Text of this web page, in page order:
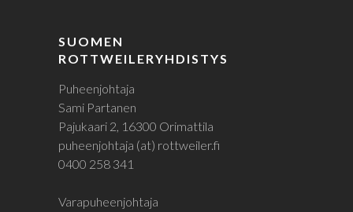
SUOMEN
ROTTWEILERYHDISTYS
Puheenjohtaja
Sami Partanen
Pajukaari 2, 16300 Orimattila
puheenjohtaja (at) rottweiler.fi
0400 258 341
Varapuheenjohtaja